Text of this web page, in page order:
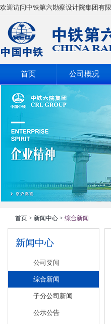
欢迎访问中铁第六勘察设计院集团有限
首页 公司概况
首页 > 新闻中心 > 综合新闻
新闻中心
公司要闻
综合新闻
子分公司新闻
公示公告